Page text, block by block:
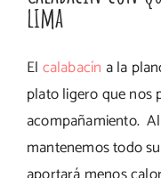
lima
El calabacín a la
plato ligero que nos
acompañamiento.
mantenemos todo